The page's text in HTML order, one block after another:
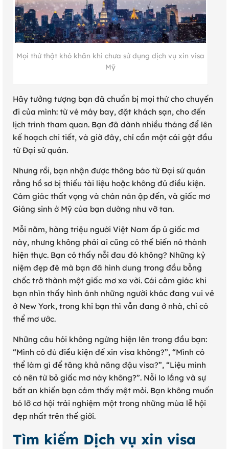
Mọi thứ thật khó khăn khi chưa sử dụng dịch vụ xin visa
Mỹ
Hãy tưởng tượng bạn đã chuẩn bị mọi thứ cho chuyến
đi của mình: từ vé máy bay, đặt khách sạn, cho đến
lịch trình tham quan. Bạn đã dành nhiều tháng để lên
kế hoạch chi tiết, và giờ đây, chỉ cần một cái gật đầu
từ Đại sứ quán.
Nhưng rồi, bạn nhận được thông báo từ Đại sứ quán
rằng hồ sơ bị thiếu tài liệu hoặc không đủ điều kiện.
Cảm giác thất vọng và chán nản ập đến, và giấc mơ
Giáng sinh ở Mỹ của bạn dường như vỡ tan.
Mỗi năm, hàng triệu người Việt Nam ấp ủ giấc mơ
này, nhưng không phải ai cũng có thể biến nó thành
hiện thực. Bạn có thấy nỗi đau đó không? Những kỷ
niệm đẹp đẽ mà bạn đã hình dung trong đầu bỗng
chốc trở thành một giấc mơ xa vời. Cái cảm giác khi
bạn nhìn thấy hình ảnh những người khác đang vui vẻ
ở New York, trong khi bạn thì vẫn đang ở nhà, chỉ có
thể mơ ước.
Những câu hỏi không ngừng hiện lên trong đầu bạn:
“Mình có đủ điều kiện để xin visa không?”, “Mình có
thể làm gì để tăng khả năng đậu visa?”, “Liệu mình
có nên từ bỏ giấc mơ này không?”. Nỗi lo lắng và sự
bất an khiến bạn cảm thấy mệt mỏi. Bạn không muốn
bỏ lỡ cơ hội trải nghiệm một trong những mùa lễ hội
đẹp nhất trên thế giới.
Tìm kiếm Dịch vụ xin visa